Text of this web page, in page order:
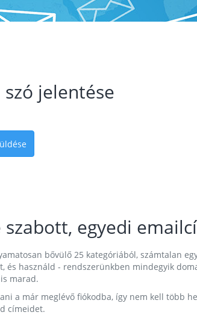
jelentése
egyedi
bővülő 25 kategóriából, számtalan
és használd - rendszerünkben mindegyik
marad.
a már meglévő fiókodba, így nem kell több
címeidet.